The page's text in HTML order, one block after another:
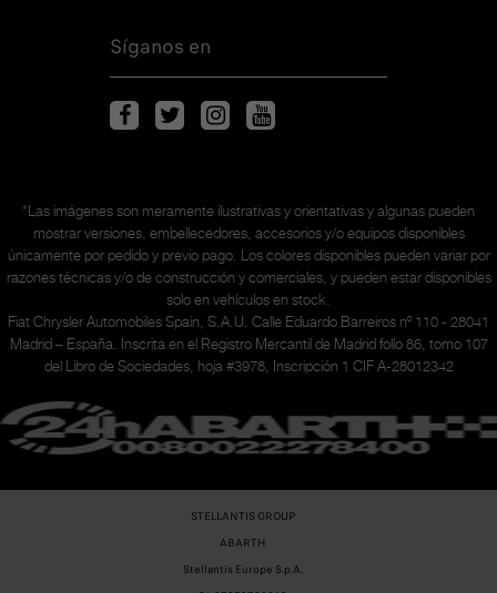
Síganos en
*Las imágenes son meramente ilustrativas y orientativas y algunas pueden
mostrar versiones, embellecedores, accesorios y/o equipos disponibles
únicamente por pedido y previo pago. Los colores disponibles pueden variar por
razones técnicas y/o de construcción y comerciales, y pueden estar disponibles
solo en vehículos en stock.
Fiat Chrysler Automobiles Spain, S.A.U. Calle Eduardo Barreiros nº 110 - 28041
Madrid – España. Inscrita en el Registro Mercantil de Madrid follo 86, tomo 107
del Libro de Sociedades, hoja #3978, Inscripción 1 CIF A-28012342
STELLANTIS GROUP
ABARTH
Stellantis Europe S.p.A.